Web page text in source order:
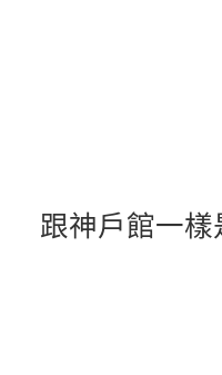
跟神戶館一